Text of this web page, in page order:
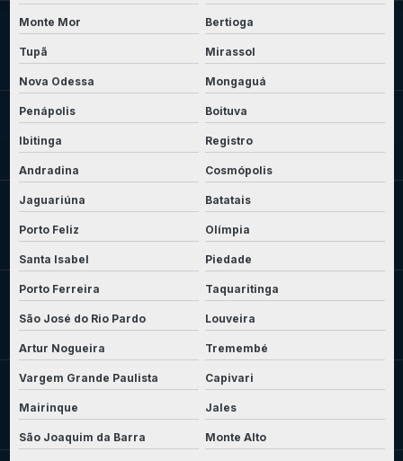
Monte Mor Bertioga
Tupã Mirassol
Nova Odessa Mongaguá
Penápolis Boituva
Ibitinga Registro
Andradina Cosmópolis
Jaguariúna Batatais
Porto Feliz Olímpia
Santa Isabel Piedade
Porto Ferreira Taquaritinga
São José do Rio Pardo Louveira
Artur Nogueira Tremembé
Vargem Grande Paulista Capivari
Mairinque Jales
São Joaquim da Barra Monte Alto